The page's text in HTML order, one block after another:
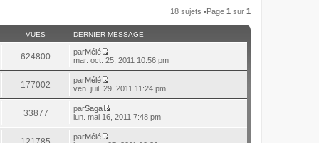
18 sujets •Page 1 sur 1
VUES DERNIER MESSAGE
624800 parMélé
C
s
u
l
t
e
r
mar. oct. 25, 2011 10:56 pm
177002 parMélé
C
o
s
u
l
ven. juil. 29, 2011 11:24 pm
33877 parSaga
C
o
s
lun. mai 16, 2011 7:48 pm
parMélé